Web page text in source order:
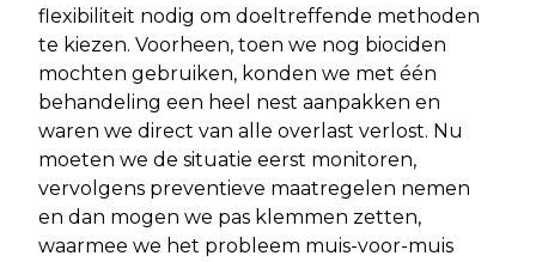
flexibiliteit nodig om doeltreffende methoden
te kiezen. Voorheen, toen we nog biociden
mochten gebruiken, konden we met één
behandeling een heel nest aanpakken en
waren we direct van alle overlast verlost. Nu
moeten we de situatie eerst monitoren,
vervolgens preventieve maatregelen nemen
en dan mogen we pas klemmen zetten,
waarmee we het probleem muis-voor-muis